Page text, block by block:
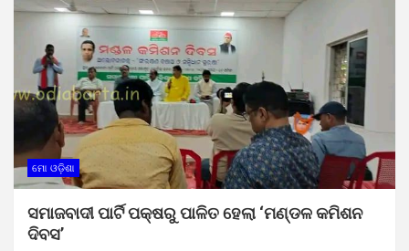
ମୋ ଓଡ଼ିଶା
ସମାଜବାଦୀ ପାର୍ଟି ପକ୍ଷରୁ ପାଳିତ ହେଲା ‘ମଣ୍ଡଳ କମିଶନ
ଦିବସ’